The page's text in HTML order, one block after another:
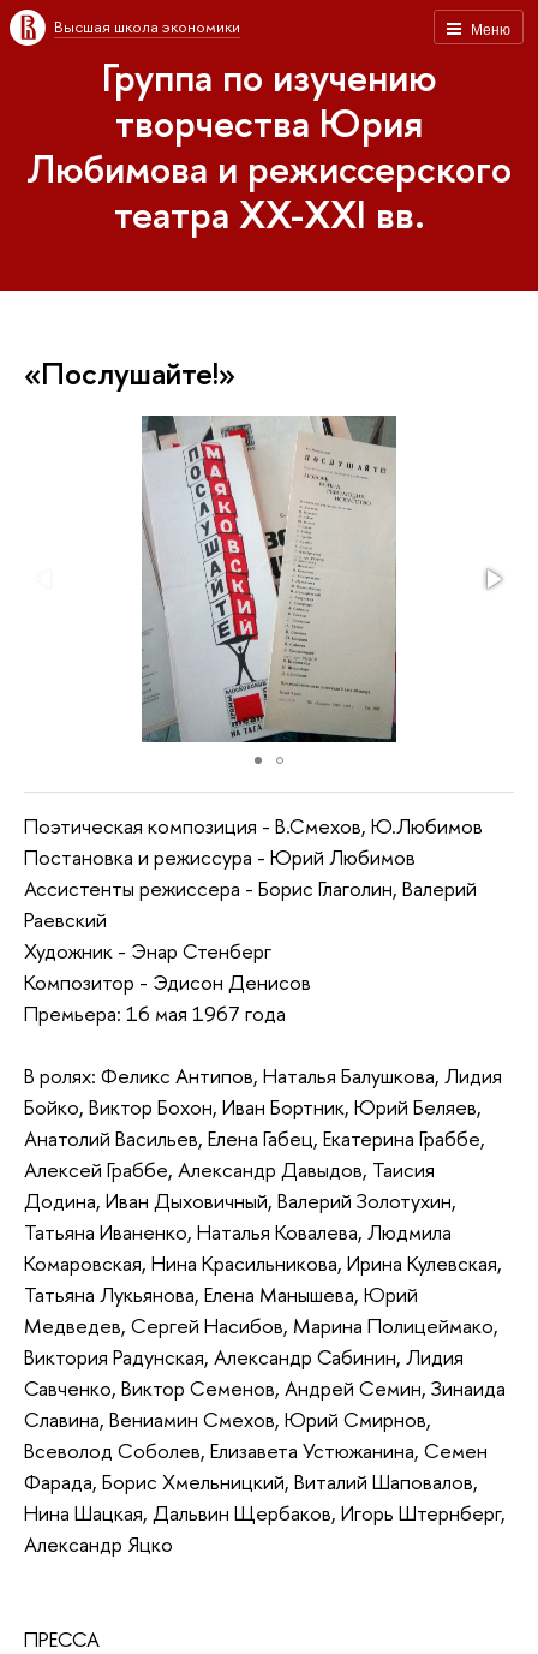
Меню
Высшая школа экономики
Группа по изучению
творчества Юрия
Любимова и режиссерского
театра XX-XXI вв.
«Послушайте!»
Поэтическая композиция - В.Смехов, Ю.Любимов
Постановка и режиссура - Юрий Любимов
Ассистенты режиссера - Борис Глаголин, Валерий
Раевский
Художник - Энар Стенберг
Композитор - Эдисон Денисов
Премьера: 16 мая 1967 года
В ролях: Феликс Антипов, Наталья Балушкова, Лидия
Бойко, Виктор Бохон, Иван Бортник, Юрий Беляев,
Анатолий Васильев, Елена Габец, Екатерина Граббе,
Алексей Граббе, Александр Давыдов, Таисия
Додина, Иван Дыховичный, Валерий Золотухин,
Татьяна Иваненко, Наталья Ковалева, Людмила
Комаровская, Нина Красильникова, Ирина Кулевская,
Татьяна Лукьянова, Елена Манышева, Юрий
Медведев, Сергей Насибов, Марина Полицеймако,
Виктория Радунская, Александр Сабинин, Лидия
Савченко, Виктор Семенов, Андрей Семин, Зинаида
Славина, Вениамин Смехов, Юрий Смирнов,
Всеволод Соболев, Елизавета Устюжанина, Семен
Фарада, Борис Хмельницкий, Виталий Шаповалов,
Нина Шацкая, Дальвин Щербаков, Игорь Штернберг,
Александр Яцко
ПРЕССА